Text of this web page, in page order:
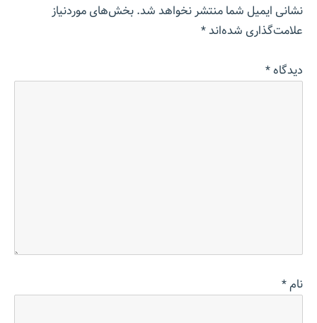
نشانی ایمیل شما منتشر نخواهد شد.بخش‌های موردنیاز
علامت‌گذاری شده‌اند*
دیدگاه*
نام*